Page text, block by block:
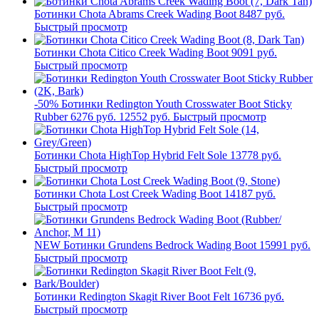
Ботинки Chota Abrams Creek Wading Boot 8487 руб.
Быстрый просмотр
Ботинки Chota Citico Creek Wading Boot 9091 руб.
Быстрый просмотр
-50% Ботинки Redington Youth Crosswater Boot Sticky
Rubber 6276 руб. 12552 руб. Быстрый просмотр
Ботинки Chota HighTop Hybrid Felt Sole 13778 руб.
Быстрый просмотр
Ботинки Chota Lost Creek Wading Boot 14187 руб.
Быстрый просмотр
NEW Ботинки Grundens Bedrock Wading Boot 15991 руб.
Быстрый просмотр
Ботинки Redington Skagit River Boot Felt 16736 руб.
Быстрый просмотр